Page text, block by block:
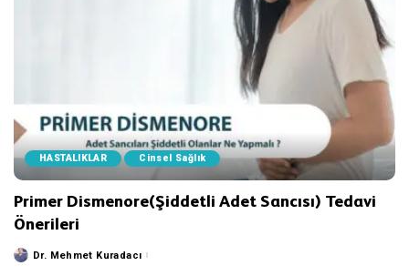
HASTALIKLAR Cinsel Sağlık
Primer Dismenore(Şiddetli Adet Sancısı) Tedavi
Önerileri
PostedDr. Mehmet Kuradacı